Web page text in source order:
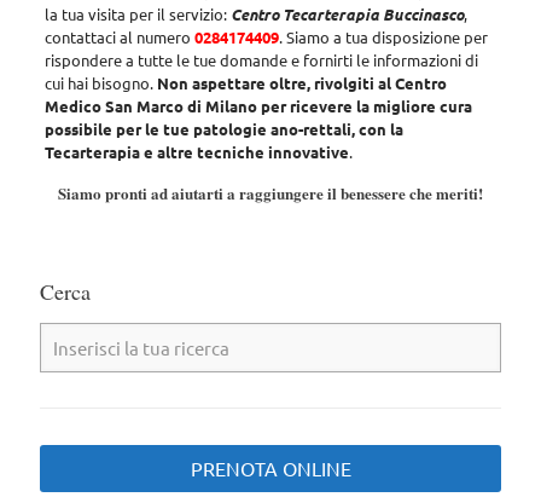
la tua visita per il servizio: Centro Tecarterapia Buccinasco,
contattaci al numero 0284174409. Siamo a tua disposizione per
rispondere a tutte le tue domande e fornirti le informazioni di
cui hai bisogno. Non aspettare oltre, rivolgiti al Centro
Medico San Marco di Milano per ricevere la migliore cura
possibile per le tue patologie ano-rettali, con la
Tecarterapia e altre tecniche innovative.
Siamo pronti ad aiutarti a raggiungere il benessere che meriti!
Cerca
PRENOTA ONLINE